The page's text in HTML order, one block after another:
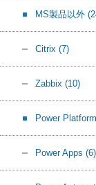
MS製品以外
Citrix (7)
Zabbix (10)
Power Platform
Power Apps (6)